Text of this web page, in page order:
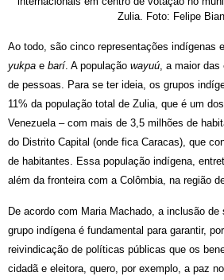
Ao todo, são cinco representações indígenas
yukpa e barí. A população wayuú, a maior das
de pessoas. Para se ter ideia, os grupos
11% da população total de Zulia, que é um
Venezuela – com mais de 3,5 milhões de
do Distrito Capital (onde fica Caracas), que
de habitantes. Essa população indígena,
além da fronteira com a Colômbia, na região
De acordo com Maria Machado, a inclusão
grupo indígena é fundamental para garantir,
reivindicação de políticas públicas que os
cidadã e eleitora, quero, por exemplo, a paz